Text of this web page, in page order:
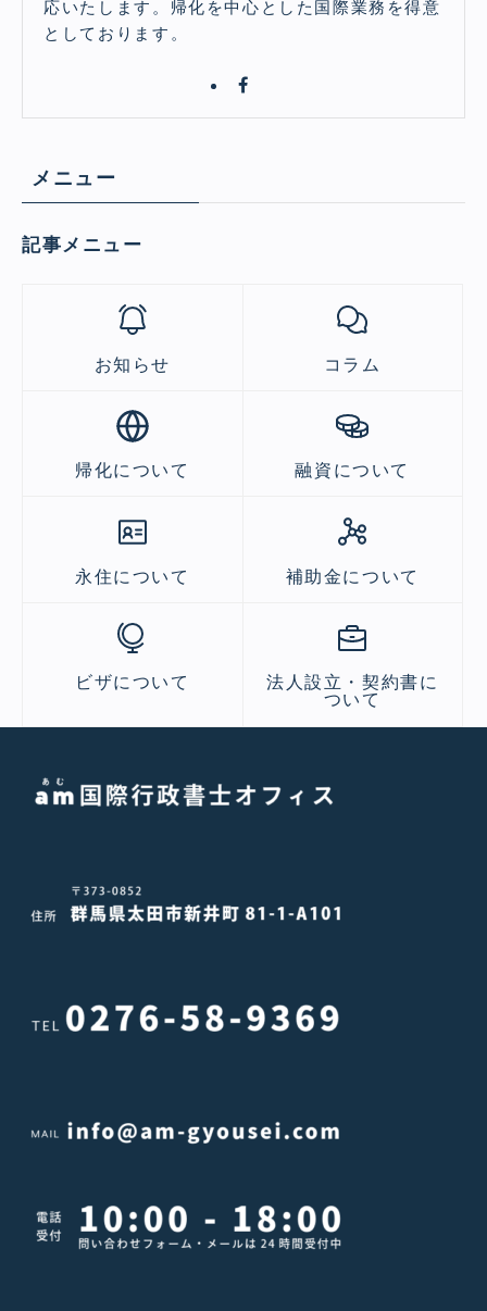
応いたします。帰化を中心とした国際業務を得意
としております。
メニュー
記事メニュー
お知らせ コラム
帰化について 融資について
永住について 補助金について
ビザについて
法人設立・契約書に
ついて